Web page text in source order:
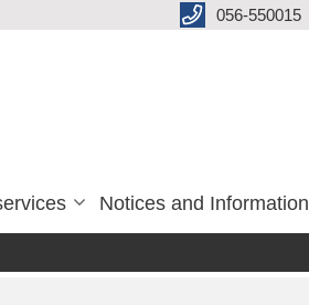
056-550015
Notices and Information